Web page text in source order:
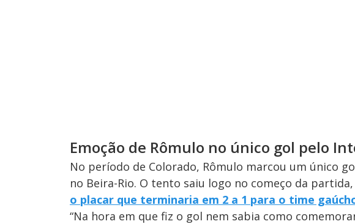
Emoção de Rômulo no único gol pelo
No período de Colorado, Rômulo marcou um único
no Beira-Rio. O tento saiu logo no começo da
o placar que terminaria em 2 a 1 para o time
“Na hora em que fiz o gol nem sabia como